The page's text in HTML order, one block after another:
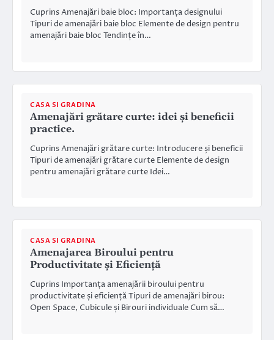
Cuprins Amenajări baie bloc: Importanța designului
Tipuri de amenajări baie bloc Elemente de design pentru
amenajări baie bloc Tendințe în…
CASA SI GRADINA
Amenajări grătare curte: idei și beneficii
practice.
Cuprins Amenajări grătare curte: Introducere și beneficii
Tipuri de amenajări grătare curte Elemente de design
pentru amenajări grătare curte Idei…
CASA SI GRADINA
Amenajarea Biroului pentru
Productivitate și Eficiență
Cuprins Importanța amenajării biroului pentru
productivitate și eficiență Tipuri de amenajări birou:
Open Space, Cubicule și Birouri individuale Cum să…